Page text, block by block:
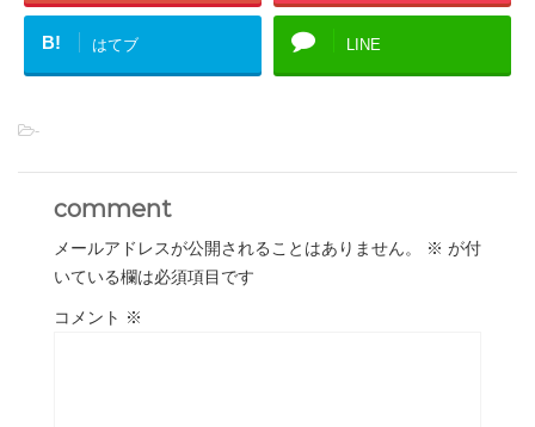
B! はてブ LINE
-
comment
メールアドレスが公開されることはありません。 ※ が付
いている欄は必須項目です
コメント ※